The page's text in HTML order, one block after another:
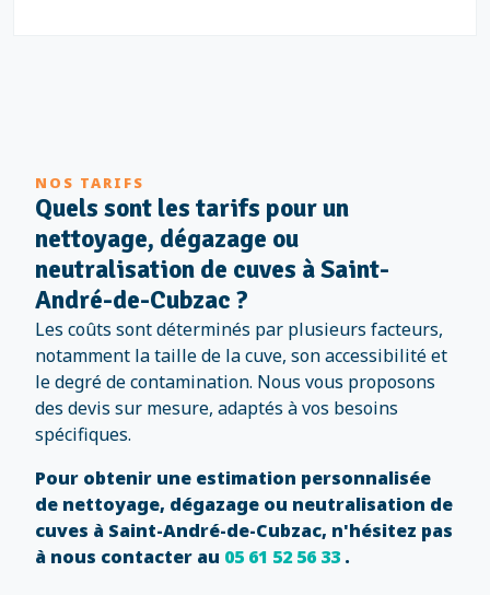
NOS TARIFS
Quels sont les tarifs pour un
nettoyage, dégazage ou
neutralisation de cuves à Saint-
André-de-Cubzac ?
Les coûts sont déterminés par plusieurs facteurs,
notamment la taille de la cuve, son accessibilité et
le degré de contamination. Nous vous proposons
des devis sur mesure, adaptés à vos besoins
spécifiques.
Pour obtenir une estimation personnalisée
de nettoyage, dégazage ou neutralisation de
cuves à Saint-André-de-Cubzac, n'hésitez pas
à nous contacter au 05 61 52 56 33 .